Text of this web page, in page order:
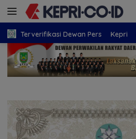
Langsung
Terverifikasi Dewan Pers Kepri